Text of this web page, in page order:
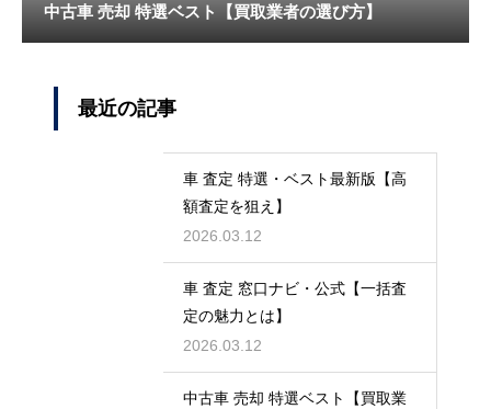
中古車 売却 特選ベスト【買取業者の選び方】
最近の記事
車 査定 特選・ベスト最新版【高
額査定を狙え】
2026.03.12
車 査定 窓口ナビ・公式【一括査
定の魅力とは】
2026.03.12
中古車 売却 特選ベスト【買取業